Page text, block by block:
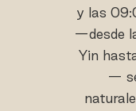
y las
—desde
Yin
—